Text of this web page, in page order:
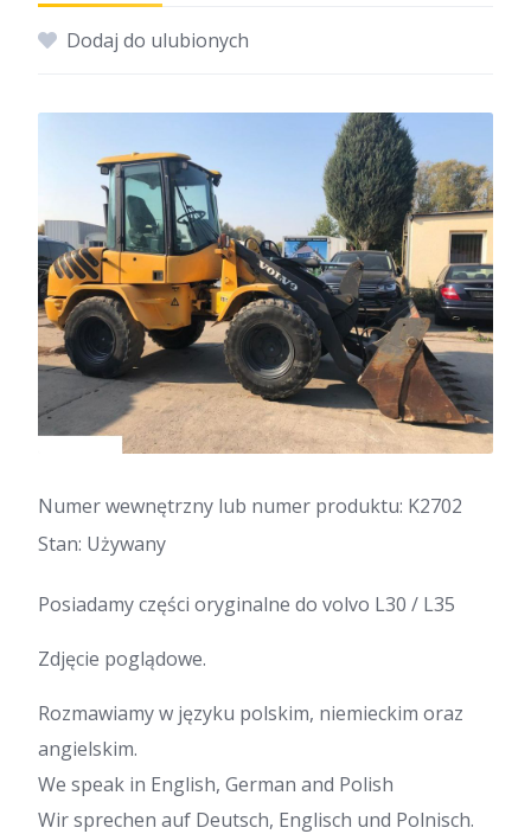
Dodaj do ulubionych
Numer wewnętrzny lub numer produktu: K2702
Stan: Używany
Posiadamy części oryginalne do volvo L30 / L35
Zdjęcie poglądowe.
Rozmawiamy w języku polskim, niemieckim oraz
angielskim.
We speak in English, German and Polish
Wir sprechen auf Deutsch, Englisch und Polnisch.